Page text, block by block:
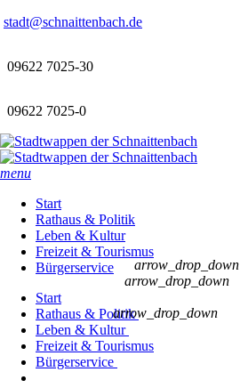
stadt@schnaittenbach.de
09622 7025-30
09622 7025-0
menu
Start
Rathaus & Politik
Leben & Kultur
Freizeit & Tourismus
Bürgerservice
Start
Rathaus & Politik
arrow_drop_down
Leben & Kultur
arrow_drop_down
Freizeit & Tourismus
Bürgerservice
arrow_drop_down